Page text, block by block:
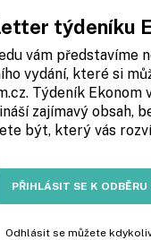
týdeníku
vám představíme
vydání, které si
Týdeník Ekonom
zajímavý obsah,
být, který vás
PŘIHLÁSIT SE K ODBĚRU
Odhlásit se můžete